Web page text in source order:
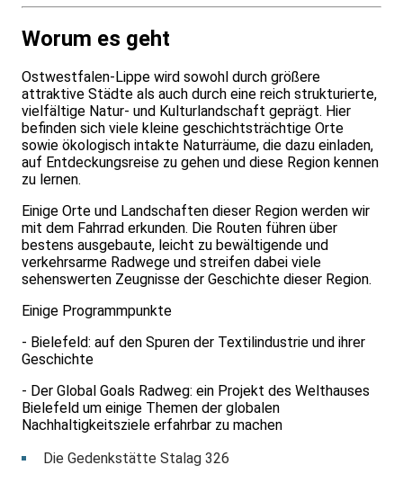
Worum es geht
Ostwestfalen-Lippe wird sowohl durch größere
attraktive Städte als auch durch eine reich strukturierte,
vielfältige Natur- und Kulturlandschaft geprägt. Hier
befinden sich viele kleine geschichtsträchtige Orte
sowie ökologisch intakte Naturräume, die dazu einladen,
auf Entdeckungsreise zu gehen und diese Region kennen
zu lernen.
Einige Orte und Landschaften dieser Region werden wir
mit dem Fahrrad erkunden. Die Routen führen über
bestens ausgebaute, leicht zu bewältigende und
verkehrsarme Radwege und streifen dabei viele
sehenswerten Zeugnisse der Geschichte dieser Region.
Einige Programmpunkte
- Bielefeld: auf den Spuren der Textilindustrie und ihrer
Geschichte
- Der Global Goals Radweg: ein Projekt des Welthauses
Bielefeld um einige Themen der globalen
Nachhaltigkeitsziele erfahrbar zu machen
Die Gedenkstätte Stalag 326